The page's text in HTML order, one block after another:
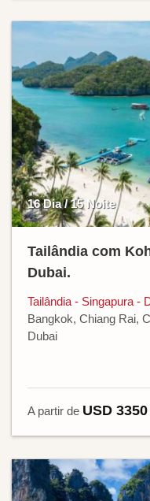
16 Dia / 15 Noite
Tailândia com
Dubai.
Tailândia - Singapura -
Bangkok, Chiang Rai,
Dubai
A partir de USD 3350